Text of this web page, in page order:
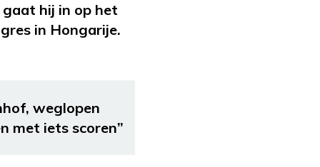
gaat hij in op het
in Hongarije.
weglopen
met iets scoren”